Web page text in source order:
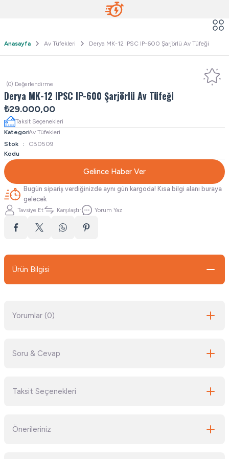
Anasayfa Av Tüfekleri Derya MK-12 IPSC IP-600 Şarjörlü Av Tüfeği
(0) Değerlendirme
Derya MK-12 IPSC IP-600 Şarjörlü Av Tüfeği
₺29.000,00
Taksit Seçenekleri
KategoriAv Tüfekleri
Stok
Kodu
CB0509
Gelince Haber Ver
Bugün sipariş verdiğinizde aynı gün kargoda! Kısa bilgi alanı buraya
gelecek
Tavsiye Et Karşılaştır Yorum Yaz
Ürün Bilgisi
Yorumlar (0)
Soru & Cevap
Taksit Seçenekleri
Önerileriniz